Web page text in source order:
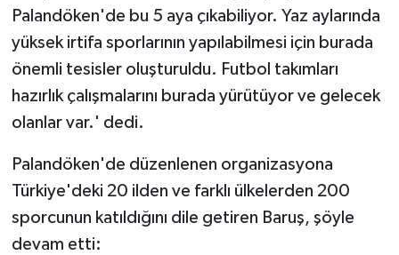
Palandöken'de bu 5 aya çıkabiliyor. Yaz aylarında
yüksek irtifa sporlarının yapılabilmesi için burada
önemli tesisler oluşturuldu. Futbol takımları
hazırlık çalışmalarını burada yürütüyor ve gelecek
olanlar var.' dedi.
Palandöken'de düzenlenen organizasyona
Türkiye'deki 20 ilden ve farklı ülkelerden 200
sporcunun katıldığını dile getiren Baruş, şöyle
devam etti: